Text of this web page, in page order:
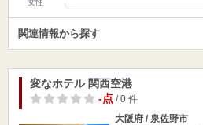
女性
関連情報から探す
変なホテル 関西空港
-点/ 0 件
大阪府 / 泉佐野市